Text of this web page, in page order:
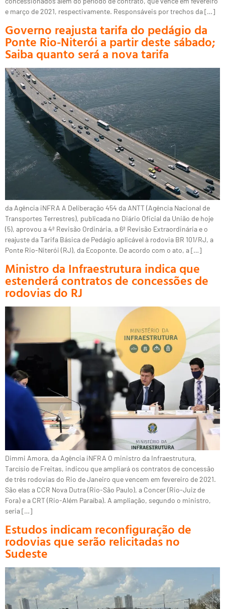
e março de 2021, respectivamente. Responsáveis por trechos da […]
Governo reajusta tarifa do pedágio da
Ponte Rio-Niterói a partir deste sábado;
Saiba quanto será a nova tarifa
da Agência iNFRA A Deliberação 454 da ANTT (Agência Nacional de
Transportes Terrestres), publicada no Diário Oficial da União de hoje
(5), aprovou a 4ª Revisão Ordinária, a 6ª Revisão Extraordinária e o
reajuste da Tarifa Básica de Pedágio aplicável à rodovia BR 101/RJ, a
Ponte Rio-Niterói (RJ), da Ecoponte. De acordo com o ato, a […]
Ministro da Infraestrutura indica que
estenderá contratos de concessões de
rodovias do RJ
Dimmi Amora, da Agência iNFRA O ministro da Infraestrutura,
Tarcísio de Freitas, indicou que ampliará os contratos de concessão
de três rodovias do Rio de Janeiro que vencem em fevereiro de 2021.
São elas a CCR Nova Dutra (Rio-São Paulo), a Concer (Rio-Juiz de
Fora) e a CRT (Rio-Além Paraíba). A ampliação, segundo o ministro,
seria […]
Estudos indicam reconfiguração de
rodovias que serão relicitadas no
Sudeste